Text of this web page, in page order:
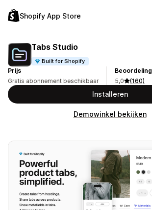
Shopify App Store
Tabs Studio
Built for Shopify
Prijs
Gratis abonnement beschikbaar
Beoordeling
5,0
(160)
Installeren
Demowinkel bekijken